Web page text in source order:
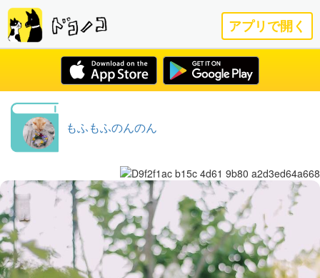
アプリで開く
もふもふのんのん